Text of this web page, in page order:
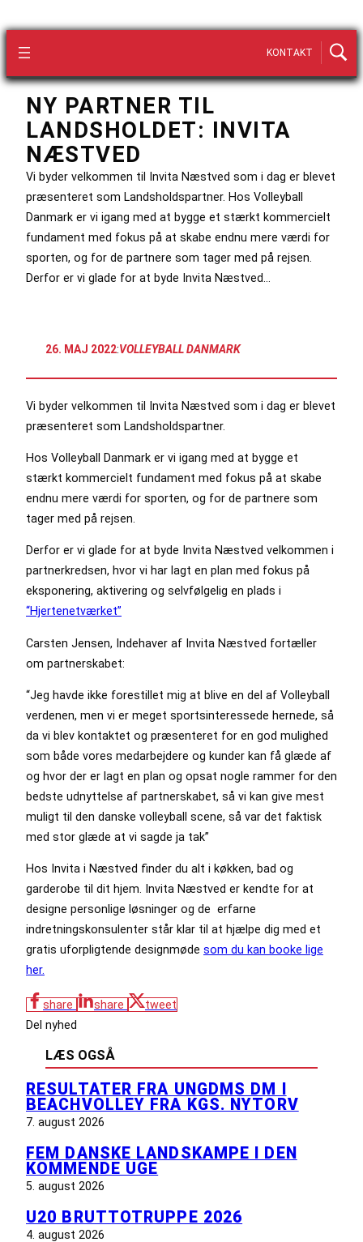
KONTAKT
NY PARTNER TIL
LANDSHOLDET: INVITA
NÆSTVED
Vi byder velkommen til Invita Næstved som i dag er blevet
præsenteret som Landsholdspartner. Hos Volleyball
Danmark er vi igang med at bygge et stærkt kommercielt
fundament med fokus på at skabe endnu mere værdi for
sporten, og for de partnere som tager med på rejsen.
Derfor er vi glade for at byde Invita Næstved…
26. MAJ 2022:VOLLEYBALL DANMARK
Vi byder velkommen til Invita Næstved som i dag er blevet
præsenteret som Landsholdspartner.
Hos Volleyball Danmark er vi igang med at bygge et
stærkt kommercielt fundament med fokus på at skabe
endnu mere værdi for sporten, og for de partnere som
tager med på rejsen.
Derfor er vi glade for at byde Invita Næstved velkommen i
partnerkredsen, hvor vi har lagt en plan med fokus på
eksponering, aktivering og selvfølgelig en plads i
“Hjertenetværket”
Carsten Jensen, Indehaver af Invita Næstved fortæller
om partnerskabet:
“Jeg havde ikke forestillet mig at blive en del af Volleyball
verdenen, men vi er meget sportsinteressede hernede, så
da vi blev kontaktet og præsenteret for en god mulighed
som både vores medarbejdere og kunder kan få glæde af
og hvor der er lagt en plan og opsat nogle rammer for den
bedste udnyttelse af partnerskabet, så vi kan give mest
muligt til den danske volleyball scene, så var det faktisk
med stor glæde at vi sagde ja tak”
Hos Invita i Næstved finder du alt i køkken, bad og
garderobe til dit hjem. Invita Næstved er kendte for at
designe personlige løsninger og de erfarne
indretningskonsulenter står klar til at hjælpe dig med et
gratis uforpligtende designmøde som du kan booke lige
her.
share share
tweet
Del nyhed
LÆS OGSÅ
RESULTATER FRA UNGDMS DM I
BEACHVOLLEY FRA KGS. NYTORV
7. august 2026
FEM DANSKE LANDSKAMPE I DEN
KOMMENDE UGE
5. august 2026
U20 BRUTTOTRUPPE 2026
4. august 2026